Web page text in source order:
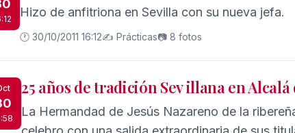
Hizo de anfitriona en Sevilla con su nueva jefa.
🕐 30/10/2011 16:12✍️ Prácticas📷 8 fotos
25 años de tradición Sev illana en Alcalá
La Hermandad de Jesús Nazareno de la